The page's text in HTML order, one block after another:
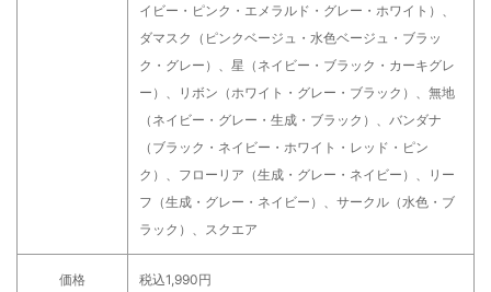
イビー・ピンク・エメラルド・グレー・ホワイト）、
ダマスク（ピンクベージュ・水色ベージュ・ブラッ
ク・グレー）、星（ネイビー・ブラック・カーキグレ
ー）、リボン（ホワイト・グレー・ブラック）、無地
（ネイビー・グレー・生成・ブラック）、バンダナ
（ブラック・ネイビー・ホワイト・レッド・ピン
ク）、フローリア（生成・グレー・ネイビー）、リー
フ（生成・グレー・ネイビー）、サークル（水色・ブ
ラック）、スクエア
価格 税込1,990円